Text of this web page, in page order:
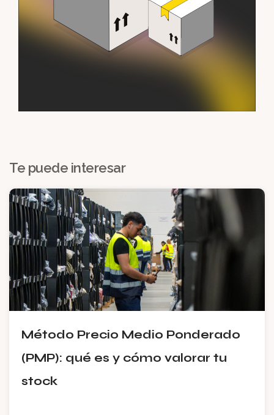
Te puede interesar
Método Precio Medio Ponderado
(PMP): qué es y cómo valorar tu
stock